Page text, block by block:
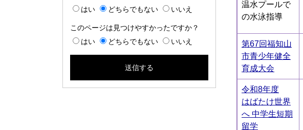
温水プールで
の水泳指導
第67回福知山
市青少年健全
育成大会
令和8年度
はばたけ世界
へ 中学生短期
留学
はい
どちらでもない いいえ
このページは見つけやすかったですか？
はい
どちらでもない いいえ